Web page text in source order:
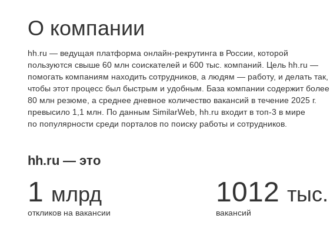
О компании
hh.ru — ведущая платформа онлайн-рекрутинга в России, которой
пользуются свыше 60 млн соискателей и 600 тыс. компаний. Цель hh.ru —
помогать компаниям находить сотрудников, а людям — работу, и делать так,
чтобы этот процесс был быстрым и удобным. База компании содержит более
80 млн резюме, а среднее дневное количество вакансий в течение 2025 г.
превысило 1,1 млн. По данным SimilarWeb, hh.ru входит в топ-3 в мире
по популярности среди порталов по поиску работы и сотрудников.
hh.ru — это
1 млрд
откликов на вакансии
1012 тыс.
вакансий